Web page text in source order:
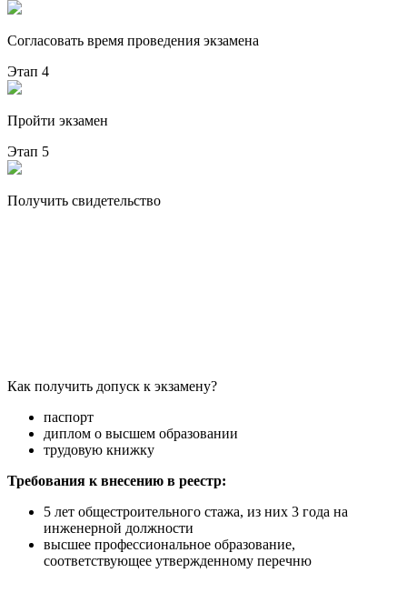
Согласовать время проведения экзамена
Этап 4
Пройти экзамен
Этап 5
Получить свидетельство
Как получить допуск к экзамену?
паспорт
диплом о высшем образовании
трудовую книжку
Требования к внесению в реестр:
5 лет общестроительного стажа, из них 3 года на
инженерной должности
высшее профессиональное образование,
соответствующее утвержденному перечню